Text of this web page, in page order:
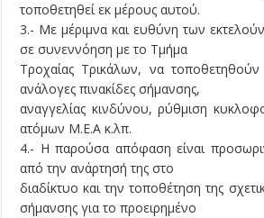
τοποθετηθεί εκ μέρους αυτού.
3.- Με μέριμνα και ευθύνη των
σε συνεννόηση με το Τμήμα
Τροχαίας Τρικάλων, να
ανάλογες πινακίδες σήμανσης,
αναγγελίας κινδύνου, ρύθμιση
ατόμων Μ.Ε.Α κ.λπ.
4.- Η παρούσα απόφαση είναι
από την ανάρτησή της στο
διαδίκτυο και την τοποθέτηση της
σήμανσης για το προειρημένο